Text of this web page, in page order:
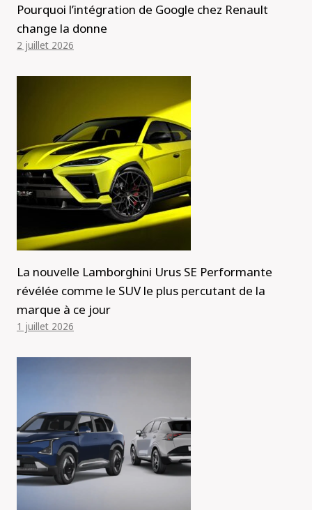
Pourquoi l’intégration de Google chez Renault
change la donne
2 juillet 2026
La nouvelle Lamborghini Urus SE Performante
révélée comme le SUV le plus percutant de la
marque à ce jour
1 juillet 2026